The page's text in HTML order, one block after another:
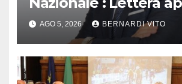
Presidente Cordiano
AGO 5, 2026 BERNARDI VITO